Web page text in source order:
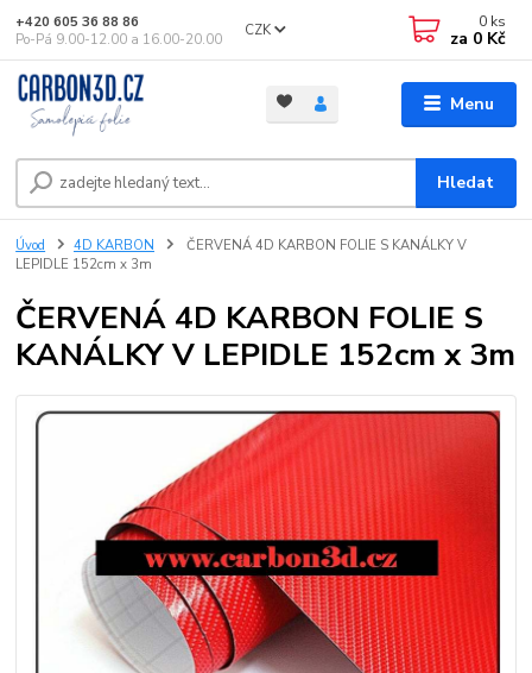
Menu
CZK
Hledat
+420 605 36 88 86
Po-Pá 9.00-12.00 a 16.00-20.00
0 ks
za 0 Kč
Úvod 4D KARBON
ČERVENÁ 4D KARBON FOLIE S KANÁLKY V
LEPIDLE 152cm x 3m
ČERVENÁ 4D KARBON FOLIE S
KANÁLKY V LEPIDLE 152cm x 3m